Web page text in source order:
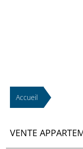
Accueil
VENTE